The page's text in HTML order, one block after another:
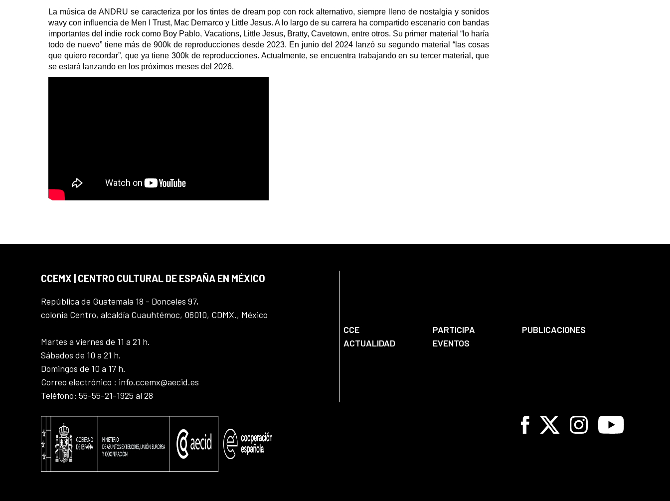
La música de ANDRU se caracteriza por los tintes de dream pop con rock alternativo, siempre lleno de nostalgia y sonidos
wavy con influencia de Men I Trust, Mac Demarco y Little Jesus. A lo largo de su carrera ha compartido escenario con bandas
importantes del indie rock como Boy Pablo, Vacations, Little Jesus, Bratty, Cavetown, entre otros. Su primer material “lo haría
todo de nuevo” tiene más de 900k de reproducciones desde 2023. En junio del 2024 lanzó su segundo material “las cosas
que quiero recordar”, que ya tiene 300k de reproducciones. Actualmente, se encuentra trabajando en su tercer material, que
se estará lanzando en los próximos meses del 2026.
CCEMX | CENTRO CULTURAL DE ESPAÑA EN MÉXICO
República de Guatemala 18 - Donceles 97,
colonia Centro, alcaldía Cuauhtémoc, 06010, CDMX., México
Martes a viernes de 11 a 21 h.
Sábados de 10 a 21 h.
Domingos de 10 a 17 h.
Correo electrónico : info.ccemx@aecid.es
Teléfono: 55-55-21-1925 al 28
CCE PARTICIPA
PUBLICACIONES
ACTUALIDAD
EVENTOS
Facebook
X InstagramYoutube